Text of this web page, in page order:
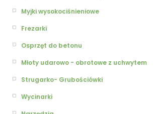
Myjki wysokociśnieniowe
Frezarki
Osprzęt do betonu
Młoty udarowo - obrotowe z uchwytem
Strugarko- Grubościówki
Wycinarki